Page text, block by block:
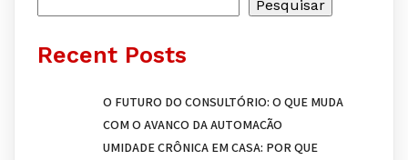
Pesquisar
Recent Posts
O FUTURO DO CONSULTÓRIO: O QUE MUDA
COM O AVANÇO DA AUTOMAÇÃO
UMIDADE CRÔNICA EM CASA: POR QUE